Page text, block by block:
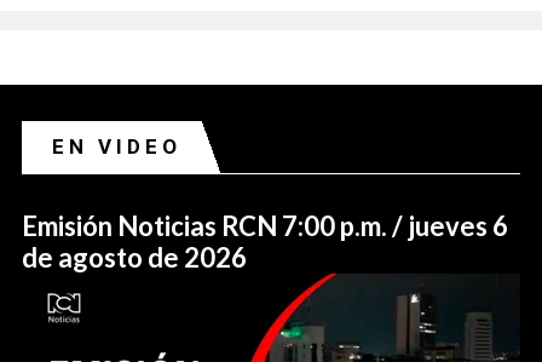
EN VIDEO
Emisión Noticias RCN 7:00 p.m. / jueves 6
de agosto de 2026